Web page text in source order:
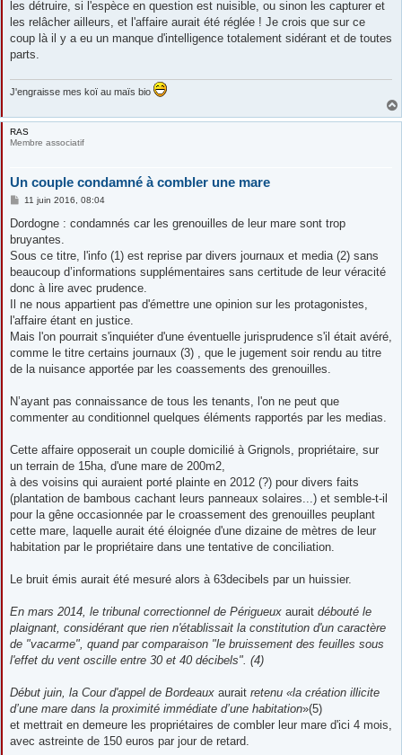
les détruire, si l'espèce en question est nuisible, ou sinon les capturer et
les relâcher ailleurs, et l'affaire aurait été réglée ! Je crois que sur ce
coup là il y a eu un manque d'intelligence totalement sidérant et de toutes
parts.
J'engraisse mes koï au maïs bio
RAS
Membre associatif
Un couple condamné à combler une mare
M
s
a
g
11 juin 2016, 08:04
Dordogne : condamnés car les grenouilles de leur mare sont trop
bruyantes.
Sous ce titre, l'info (1) est reprise par divers journaux et media (2) sans
beaucoup d’informations supplémentaires sans certitude de leur véracité
donc à lire avec prudence.
Il ne nous appartient pas d'émettre une opinion sur les protagonistes,
l'affaire étant en justice.
Mais l'on pourrait s'inquiéter d'une éventuelle jurisprudence s'il était avéré,
comme le titre certains journaux (3) , que le jugement soir rendu au titre
de la nuisance apportée par les coassements des grenouilles.
N’ayant pas connaissance de tous les tenants, l'on ne peut que
commenter au conditionnel quelques éléments rapportés par les medias.
Cette affaire opposerait un couple domicilié à Grignols, propriétaire, sur
un terrain de 15ha, d'une mare de 200m2,
à des voisins qui auraient porté plainte en 2012 (?) pour divers faits
(plantation de bambous cachant leurs panneaux solaires...) et semble-t-il
pour la gêne occasionnée par le croassement des grenouilles peuplant
cette mare, laquelle aurait été éloignée d'une dizaine de mètres de leur
habitation par le propriétaire dans une tentative de conciliation.
Le bruit émis aurait été mesuré alors à 63decibels par un huissier.
En mars 2014, le tribunal correctionnel de Périgueux aurait débouté le
plaignant, considérant que rien n'établissait la constitution d'un caractère
de "vacarme", quand par comparaison "le bruissement des feuilles sous
l'effet du vent oscille entre 30 et 40 décibels". (4)
Début juin, la Cour d'appel de Bordeaux aurait retenu «la création illicite
d’une mare dans la proximité immédiate d’une habitation»(5)
et mettrait en demeure les propriétaires de combler leur mare d'ici 4 mois,
avec astreinte de 150 euros par jour de retard.